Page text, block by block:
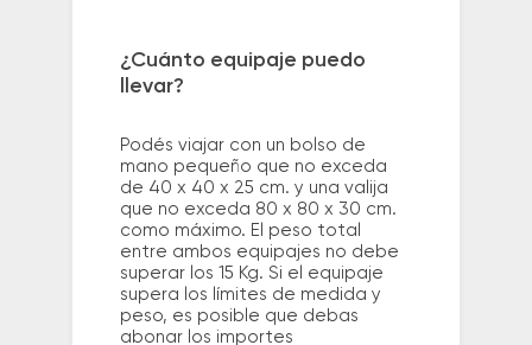
¿Cuánto equipaje puedo
llevar?
Podés viajar con un bolso de
mano pequeño que no exceda
de 40 x 40 x 25 cm. y una valija
que no exceda 80 x 80 x 30 cm.
como máximo. El peso total
entre ambos equipajes no debe
superar los 15 Kg. Si el equipaje
supera los límites de medida y
peso, es posible que debas
abonar los importes